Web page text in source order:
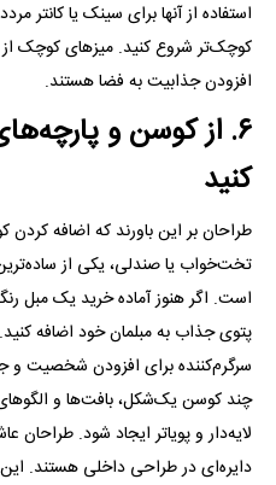
استفاده از آنها برای سینک یا کانتر
کوچک‌تر شروع کنید. میز‌های کوچک
افزودن جذابیت به فضا هستند.
۶. از کوسن و
کنید
طراحان بر این باورند که اضافه
تخت‌خواب یا صندلی، یکی از
است. اگر هنوز آماده خرید یک مبل
پتوی جذاب به مبلمان خود اضافه
سرگرم‌کننده برای افزودن شخصیت و
چند کوسن یک‌شکل، بافت‌ها و
لایه‌دار و پویاتر ایجاد شود. طراحان
دایره‌ای در طراحی داخلی هستند.